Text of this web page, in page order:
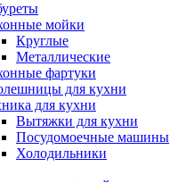
мойки
Круглые
Металлические
фартуки
для кухни
для кухни
Вытяжки для кухни
Посудомоечные машины
Холодильники